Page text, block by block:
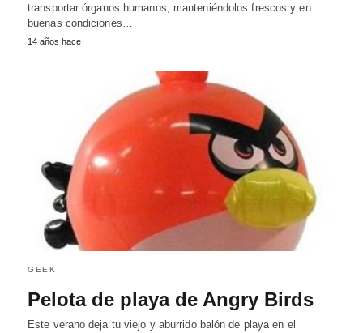
transportar órganos humanos, manteniéndolos frescos y en
buenas condiciones…
14 años hace
GEEK
Pelota de playa de Angry Birds
Este verano deja tu viejo y aburrido balón de playa en el